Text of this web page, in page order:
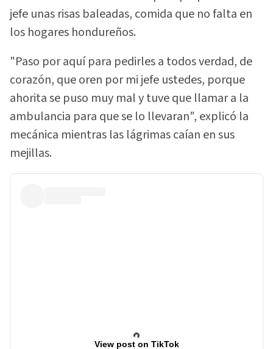
jefe unas risas baleadas, comida que no falta en
los hogares hondureños.
"Paso por aquí para pedirles a todos verdad, de
corazón, que oren por mi jefe ustedes, porque
ahorita se puso muy mal y tuve que llamar a la
ambulancia para que se lo llevaran", explicó la
mecánica mientras las lágrimas caían en sus
mejillas.
View post on TikTok